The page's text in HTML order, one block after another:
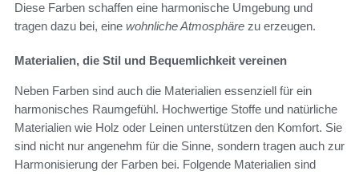
Diese Farben schaffen eine harmonische Umgebung und
tragen dazu bei, eine wohnliche Atmosphäre zu erzeugen.
Materialien, die Stil und Bequemlichkeit vereinen
Neben Farben sind auch die Materialien essenziell für ein
harmonisches Raumgefühl. Hochwertige Stoffe und natürliche
Materialien wie Holz oder Leinen unterstützen den Komfort. Sie
sind nicht nur angenehm für die Sinne, sondern tragen auch zur
Harmonisierung der Farben bei. Folgende Materialien sind